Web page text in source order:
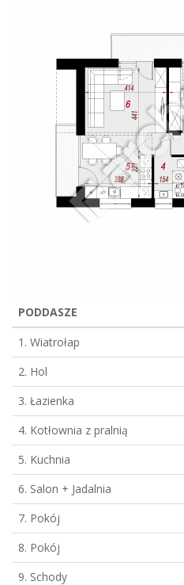
PODDASZE
1. Wiatrołap
2. Hol
3. Łazienka
4. Kotłownia z pralnią
5. Kuchnia
6. Salon + Jadalnia
7. Pokój
8. Pokój
9. Schody